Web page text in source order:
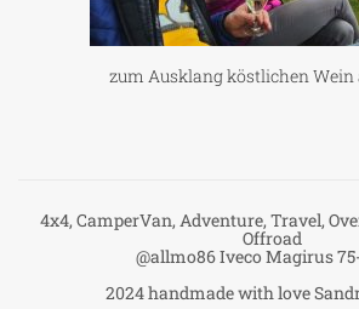
zum Ausklang köstlichen Wein
4x4, CamperVan, Adventure, Travel,
Offroad
@allmo86 Iveco Magirus
2024 handmade with love